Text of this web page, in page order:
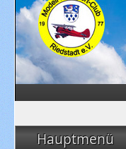
Hauptmenü